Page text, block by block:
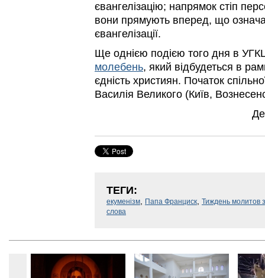
євангелізацію; напрямок стіп
вони прямують вперед, що
євангелізації.
Ще однією подією того дня в
молебень, який відбудеться в
єдність християн. Початок
Василія Великого (Київ,
ТЕГИ:
екуменізм, Папа Франциск, Тиждень молитов
слова